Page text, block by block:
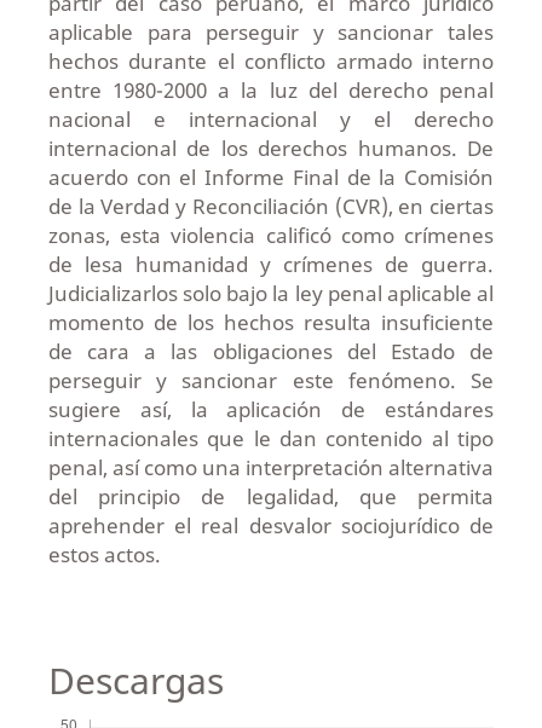
aplicable para perseguir y sancionar tales
hechos durante el conflicto armado interno
entre 1980-2000 a la luz del derecho penal
nacional e internacional y el derecho
internacional de los derechos humanos. De
acuerdo con el Informe Final de la Comisión
de la Verdad y Reconciliación (CVR), en ciertas
zonas, esta violencia calificó como crímenes
de lesa humanidad y crímenes de guerra.
Judicializarlos solo bajo la ley penal aplicable al
momento de los hechos resulta insuficiente
de cara a las obligaciones del Estado de
perseguir y sancionar este fenómeno. Se
sugiere así, la aplicación de estándares
internacionales que le dan contenido al tipo
penal, así como una interpretación alternativa
del principio de legalidad, que permita
aprehender el real desvalor sociojurídico de
estos actos.
Descargas